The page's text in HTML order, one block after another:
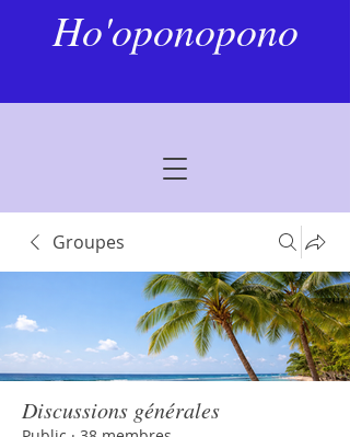
Ho'oponopono
Groupes
Discussions générales